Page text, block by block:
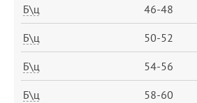
Б\ц 46-48
Б\ц 50-52
Б\ц 54-56
Б\ц 58-60